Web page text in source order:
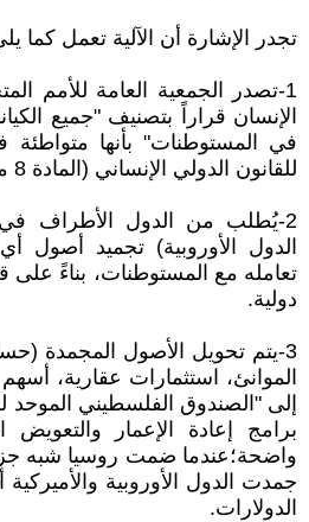
تجدر الإشارة أن الآلية تعمل كما
1-تصدر الجمعية العامة للأمم
الإنسان قراراً بتصنيف "جميع
في المستوطنات" بأنها
للقانون الدولي الإنساني (المادة 8 من نظام روما).
2-يُطلب من الدول الأطراف
الدول الأوروبية) تجميد أصول
تعامله مع المستوطنات، بناءً على
دولية.
3-يتم تحويل الأصول المجمدة
الموانئ، استثمارات عقارية،
إلى "الصندوق الفلسطيني الموحد
برامج إعادة الإعمار والتعويض
جمدت الدول الأوروبية
الدولارات.